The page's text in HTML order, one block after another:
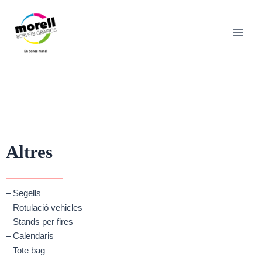
contingut
Altres
– Segells
– Rotulació vehicles
– Stands per fires
– Calendaris
– Tote bag